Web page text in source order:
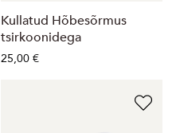
Kullatud Hõbesõrmus
tsirkoonidega
25,00 €